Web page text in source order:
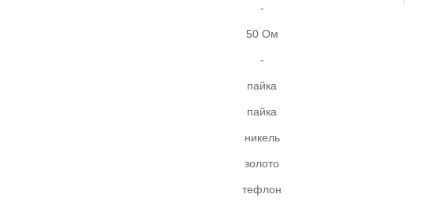
-
50 Ом
-
пайка
пайка
никель
золото
тефлон